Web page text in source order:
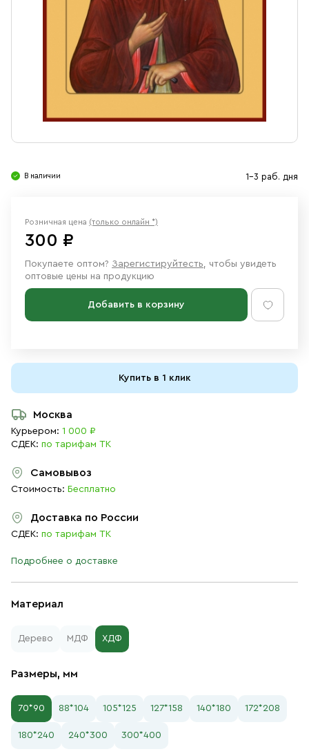
Ювелирные изделия
В наличии 1-3 раб. дня
Материал
Дерево МДФ ХДФ
Размеры, мм
70*90 88*104 105*125 127*158 140*180 172*208
180*240 240*300 300*400
Розничная цена (только онлайн *)
300 ₽
Покупаете оптом? Зарегистируйтесть, чтобы увидеть
оптовые цены на продукцию
Добавить в корзину
Купить в 1 клик
Москва
Курьером: 1 000 ₽
СДЕК: по тарифам ТК
Самовывоз
Стоимость: Бесплатно
Доставка по России
СДЕК: по тарифам ТК
Подробнее о доставке